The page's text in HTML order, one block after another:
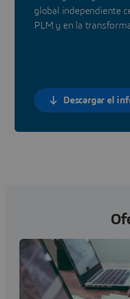
global independiente
PLM y en la
Descargar el